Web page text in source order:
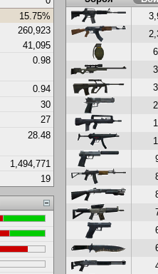
15.75%
260,923
41,095
0.98
0.94
30
27
28.48
1,494,771
19